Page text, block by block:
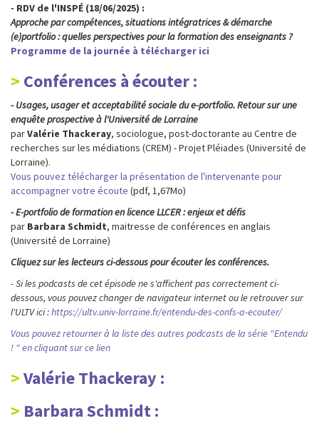
- RDV de l'INSPÉ (18/06/2025) :
Approche par compétences, situations intégratrices & démarche
(e)portfolio : quelles perspectives pour la formation des enseignants ?
Programme de la journée à télécharger ici
Conférences à écouter :
- Usages, usager et acceptabilité sociale du e-portfolio. Retour sur une
enquête prospective à l'Université de Lorraine
parValérie Thackeray, sociologue, post-doctorante au Centre de
recherches sur les médiations (CREM) - Projet Pléiades (Université de
Lorraine).
Vous pouvez télécharger la présentation de l'intervenante pour
accompagner votre écoute (pdf, 1,67Mo)
- E-portfolio de formation en licence LLCER : enjeux et défis
par Barbara Schmidt, maitresse de conférences en anglais
(Université de Lorraine)
Cliquez sur les lecteurs ci-dessous pour écouter les conférences.
- Si les podcasts de cet épisode ne s'affichent pas correctement ci-
dessous, vous pouvez changer de navigateur internet ou le retrouver sur
l'ULTV ici :https://ultv.univ-lorraine.fr/entendu-des-confs-a-ecouter/
Vous pouvez retourner à la liste des autres podcasts de la série "Entendu
! " en cliquant sur ce lien
Valérie Thackeray :
Barbara Schmidt :